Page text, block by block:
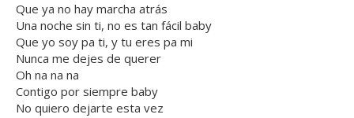
Que ya no hay marcha atrás
Una noche sin ti, no es tan fácil baby
Que yo soy pa ti, y tu eres pa mi
Nunca me dejes de querer
Oh na na na
Contigo por siempre baby
No quiero dejarte esta vez